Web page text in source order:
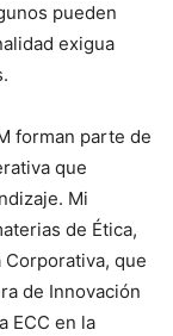
pueden
exigua
forman parte de
que
Mi
de Ética,
que
de Innovación
ECC en la